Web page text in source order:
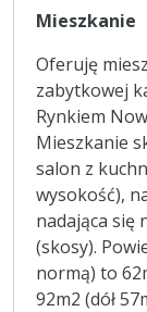
Mieszkanie
Oferuję
zabytkowej
Rynkiem
Mieszkanie
salon z
wysokość),
nadająca się
(skosy).
normą) to
92m2 (dół